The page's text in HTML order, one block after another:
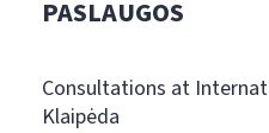
PASLAUGOS
Consultations at
Klaipėda